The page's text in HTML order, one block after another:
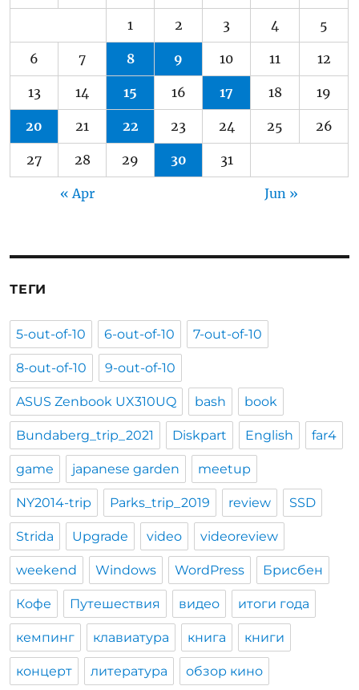
1 2 3 4 5
6 7 8 9 10 11 12
13 14 15 16 17 18 19
20 21 22 23 24 25 26
27 28 29 30 31
« Apr Jun »
ТЕГИ
5-out-of-10 6-out-of-10 7-out-of-10
8-out-of-10 9-out-of-10
ASUS Zenbook UX310UQ bash book
Bundaberg_trip_2021 Diskpart English far4
game japanese garden meetup
NY2014-trip Parks_trip_2019 review SSD
Strida Upgrade video videoreview
weekend Windows WordPress Брисбен
Кофе Путешествия видео итоги года
кемпинг клавиатура книга книги
концерт литература обзор кино